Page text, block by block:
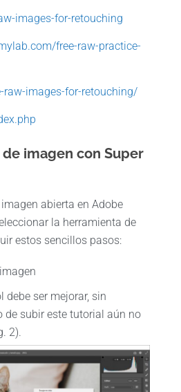
images-for-retouching
free-raw-practice-
images-for-retouching/
imagen con Super
abierta en Adobe
la herramienta de
estos sencillos pasos:
debe ser mejorar, sin
de subir este tutorial aún no
2).